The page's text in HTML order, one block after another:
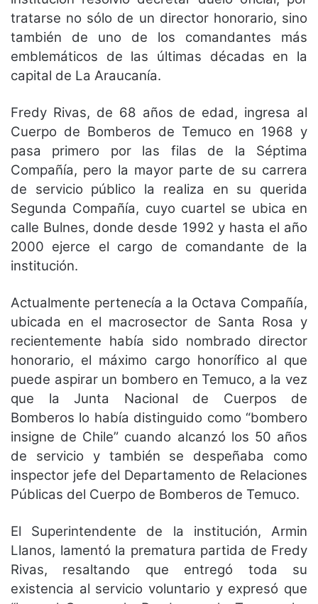
tratarse no sólo de un director honorario, sino
también de uno de los comandantes más
emblemáticos de las últimas décadas en la
capital de La Araucanía.
Fredy Rivas, de 68 años de edad, ingresa al
Cuerpo de Bomberos de Temuco en 1968 y
pasa primero por las filas de la Séptima
Compañía, pero la mayor parte de su carrera
de servicio público la realiza en su querida
Segunda Compañía, cuyo cuartel se ubica en
calle Bulnes, donde desde 1992 y hasta el año
2000 ejerce el cargo de comandante de la
institución.
Actualmente pertenecía a la Octava Compañía,
ubicada en el macrosector de Santa Rosa y
recientemente había sido nombrado director
honorario, el máximo cargo honorífico al que
puede aspirar un bombero en Temuco, a la vez
que la Junta Nacional de Cuerpos de
Bomberos lo había distinguido como “bombero
insigne de Chile” cuando alcanzó los 50 años
de servicio y también se despeñaba como
inspector jefe del Departamento de Relaciones
Públicas del Cuerpo de Bomberos de Temuco.
El Superintendente de la institución, Armin
Llanos, lamentó la prematura partida de Fredy
Rivas, resaltando que entregó toda su
existencia al servicio voluntario y expresó que